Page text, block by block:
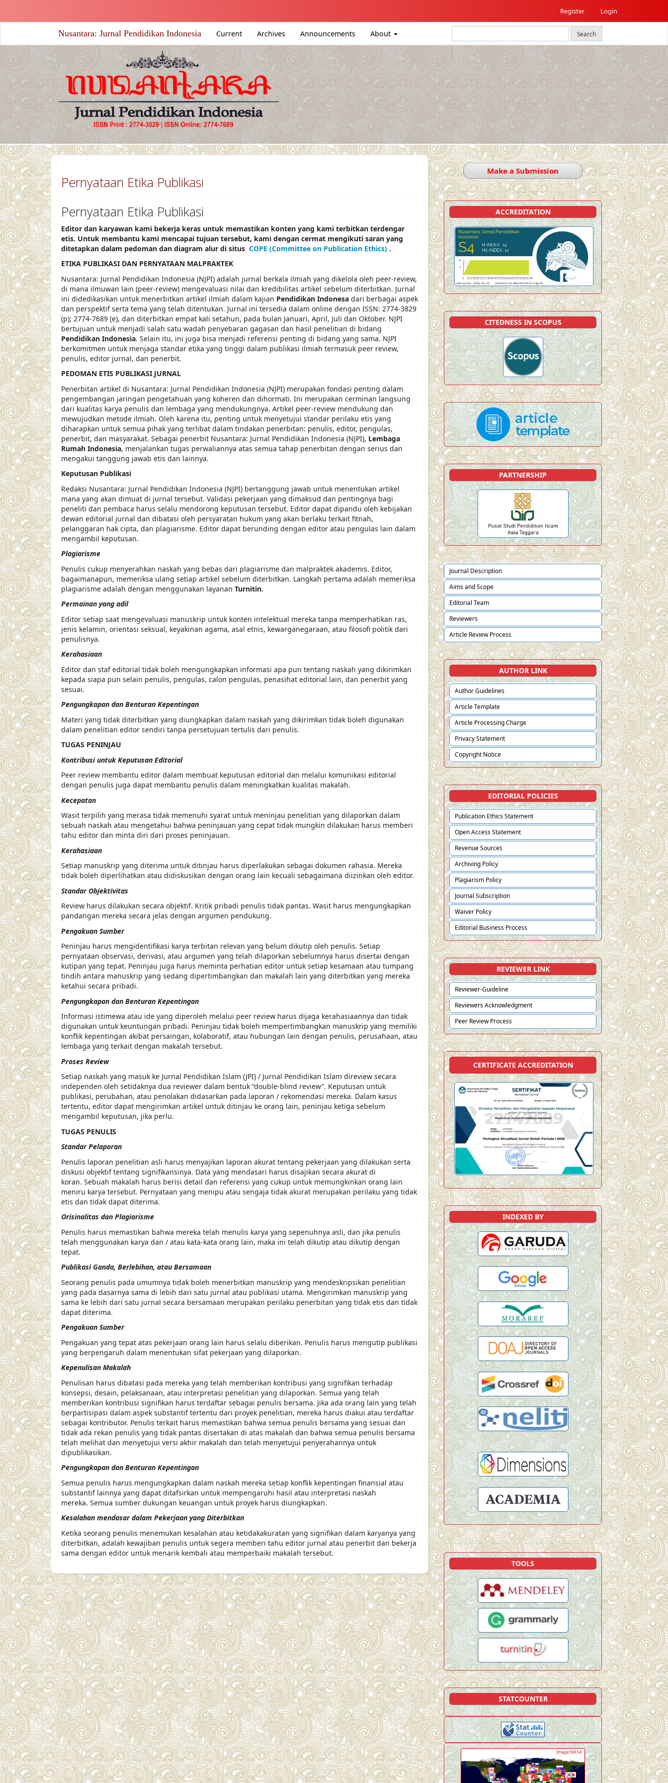
##plugins.themes.academic_free.accessible_menu.main_content##
##plugins.themes.academic_free.accessible_menu.sidebar##
Register Login
Nusantara: Jurnal Pendidikan Indonesia Current Archives Announcements About Search
Pernyataan Etika Publikasi
Pernyataan Etika Publikasi
Editor dan karyawan kami bekerja keras untuk memastikan konten yang kami terbitkan terdengar
etis. Untuk membantu kami mencapai tujuan tersebut, kami dengan cermat mengikuti saran yang
ditetapkan dalam pedoman dan diagram alur di situs COPE (Committee on Publication Ethics) .
ETIKA PUBLIKASI DAN PERNYATAAN MALPRAKTEK
Nusantara: Jurnal Pendidikan Indonesia (NJPI) adalah jurnal berkala ilmiah yang dikelola oleh peer-review,
di mana ilmuwan lain (peer-review) mengevaluasi nilai dan kredibilitas artikel sebelum diterbitkan. Jurnal
ini didedikasikan untuk menerbitkan artikel ilmiah dalam kajian Pendidikan Indonesa dari berbagai aspek
dan perspektif serta tema yang telah ditentukan. Jurnal ini tersedia dalam online dengan ISSN: 2774-3829
(p); 2774-7689 (e), dan diterbitkan empat kali setahun, pada bulan Januari, April, Juli dan Oktober. NJPI
bertujuan untuk menjadi salah satu wadah penyebaran gagasan dan hasil penelitian di bidang
Pendidikan Indonesia. Selain itu, ini juga bisa menjadi referensi penting di bidang yang sama. NJPI
berkomitmen untuk menjaga standar etika yang tinggi dalam publikasi ilmiah termasuk peer review,
penulis, editor jurnal, dan penerbit.
PEDOMAN ETIS PUBLIKASI JURNAL
Penerbitan artikel di Nusantara: Jurnal Pendidikan Indonesia (NJPI) merupakan fondasi penting dalam
pengembangan jaringan pengetahuan yang koheren dan dihormati. Ini merupakan cerminan langsung
dari kualitas karya penulis dan lembaga yang mendukungnya. Artikel peer-review mendukung dan
mewujudkan metode ilmiah. Oleh karena itu, penting untuk menyetujui standar perilaku etis yang
diharapkan untuk semua pihak yang terlibat dalam tindakan penerbitan: penulis, editor, pengulas,
penerbit, dan masyarakat. Sebagai penerbit Nusantara: Jurnal Pendidikan Indonesia (NJPI), Lembaga
Rumah Indonesia, menjalankan tugas perwaliannya atas semua tahap penerbitan dengan serius dan
mengakui tanggung jawab etis dan lainnya.
Keputusan Publikasi
Redaksi Nusantara: Jurnal Pendidikan Indonesia (NJPI) bertanggung jawab untuk menentukan artikel
mana yang akan dimuat di jurnal tersebut. Validasi pekerjaan yang dimaksud dan pentingnya bagi
peneliti dan pembaca harus selalu mendorong keputusan tersebut. Editor dapat dipandu oleh kebijakan
dewan editorial jurnal dan dibatasi oleh persyaratan hukum yang akan berlaku terkait fitnah,
pelanggaran hak cipta, dan plagiarisme. Editor dapat berunding dengan editor atau pengulas lain dalam
mengambil keputusan.
Plagiarisme
Penulis cukup menyerahkan naskah yang bebas dari plagiarisme dan malpraktek akademis. Editor,
bagaimanapun, memeriksa ulang setiap artikel sebelum diterbitkan. Langkah pertama adalah memeriksa
plagiarisme adalah dengan menggunakan layanan Turnitin.
Permainan yang adil
Editor setiap saat mengevaluasi manuskrip untuk konten intelektual mereka tanpa memperhatikan ras,
jenis kelamin, orientasi seksual, keyakinan agama, asal etnis, kewarganegaraan, atau filosofi politik dari
penulisnya.
Kerahasiaan
Editor dan staf editorial tidak boleh mengungkapkan informasi apa pun tentang naskah yang dikirimkan
kepada siapa pun selain penulis, pengulas, calon pengulas, penasihat editorial lain, dan penerbit yang
sesuai.
Pengungkapan dan Benturan Kepentingan
Materi yang tidak diterbitkan yang diungkapkan dalam naskah yang dikirimkan tidak boleh digunakan
dalam penelitian editor sendiri tanpa persetujuan tertulis dari penulis.
TUGAS PENINJAU
Kontribusi untuk Keputusan Editorial
Peer review membantu editor dalam membuat keputusan editorial dan melalui komunikasi editorial
dengan penulis juga dapat membantu penulis dalam meningkatkan kualitas makalah.
Kecepatan
Wasit terpilih yang merasa tidak memenuhi syarat untuk meninjau penelitian yang dilaporkan dalam
sebuah naskah atau mengetahui bahwa peninjauan yang cepat tidak mungkin dilakukan harus memberi
tahu editor dan minta diri dari proses peninjauan.
Kerahasiaan
Setiap manuskrip yang diterima untuk ditinjau harus diperlakukan sebagai dokumen rahasia. Mereka
tidak boleh diperlihatkan atau didiskusikan dengan orang lain kecuali sebagaimana diizinkan oleh editor.
Standar Objektivitas
Review harus dilakukan secara objektif. Kritik pribadi penulis tidak pantas. Wasit harus mengungkapkan
pandangan mereka secara jelas dengan argumen pendukung.
Pengakuan Sumber
Peninjau harus mengidentifikasi karya terbitan relevan yang belum dikutip oleh penulis. Setiap
pernyataan observasi, derivasi, atau argumen yang telah dilaporkan sebelumnya harus disertai dengan
kutipan yang tepat. Peninjau juga harus meminta perhatian editor untuk setiap kesamaan atau tumpang
tindih antara manuskrip yang sedang dipertimbangkan dan makalah lain yang diterbitkan yang mereka
ketahui secara pribadi.
Pengungkapan dan Benturan Kepentingan
Informasi istimewa atau ide yang diperoleh melalui peer review harus dijaga kerahasiaannya dan tidak
digunakan untuk keuntungan pribadi. Peninjau tidak boleh mempertimbangkan manuskrip yang memiliki
konflik kepentingan akibat persaingan, kolaboratif, atau hubungan lain dengan penulis, perusahaan, atau
lembaga yang terkait dengan makalah tersebut.
Proses Review
Setiap naskah yang masuk ke Jurnal Pendidikan Islam (JPI) / Jurnal Pendidikan Islam direview secara
independen oleh setidaknya dua reviewer dalam bentuk “double-blind review”. Keputusan untuk
publikasi, perubahan, atau penolakan didasarkan pada laporan / rekomendasi mereka. Dalam kasus
tertentu, editor dapat mengirimkan artikel untuk ditinjau ke orang lain, peninjau ketiga sebelum
mengambil keputusan, jika perlu.
TUGAS PENULIS
Standar Pelaporan
Penulis laporan penelitian asli harus menyajikan laporan akurat tentang pekerjaan yang dilakukan serta
diskusi objektif tentang signifikansinya. Data yang mendasari harus disajikan secara akurat di
koran. Sebuah makalah harus berisi detail dan referensi yang cukup untuk memungkinkan orang lain
meniru karya tersebut. Pernyataan yang menipu atau sengaja tidak akurat merupakan perilaku yang tidak
etis dan tidak dapat diterima.
Orisinalitas dan Plagiarisme
Penulis harus memastikan bahwa mereka telah menulis karya yang sepenuhnya asli, dan jika penulis
telah menggunakan karya dan / atau kata-kata orang lain, maka ini telah dikutip atau dikutip dengan
tepat.
Publikasi Ganda, Berlebihan, atau Bersamaan
Seorang penulis pada umumnya tidak boleh menerbitkan manuskrip yang mendeskripsikan penelitian
yang pada dasarnya sama di lebih dari satu jurnal atau publikasi utama. Mengirimkan manuskrip yang
sama ke lebih dari satu jurnal secara bersamaan merupakan perilaku penerbitan yang tidak etis dan tidak
dapat diterima.
Pengakuan Sumber
Pengakuan yang tepat atas pekerjaan orang lain harus selalu diberikan. Penulis harus mengutip publikasi
yang berpengaruh dalam menentukan sifat pekerjaan yang dilaporkan.
Kepenulisan Makalah
Penulisan harus dibatasi pada mereka yang telah memberikan kontribusi yang signifikan terhadap
konsepsi, desain, pelaksanaan, atau interpretasi penelitian yang dilaporkan. Semua yang telah
memberikan kontribusi signifikan harus terdaftar sebagai penulis bersama. Jika ada orang lain yang telah
berpartisipasi dalam aspek substantif tertentu dari proyek penelitian, mereka harus diakui atau terdaftar
sebagai kontributor. Penulis terkait harus memastikan bahwa semua penulis bersama yang sesuai dan
tidak ada rekan penulis yang tidak pantas disertakan di atas makalah dan bahwa semua penulis bersama
telah melihat dan menyetujui versi akhir makalah dan telah menyetujui penyerahannya untuk
dipublikasikan.
Pengungkapan dan Benturan Kepentingan
Semua penulis harus mengungkapkan dalam naskah mereka setiap konflik kepentingan finansial atau
substantif lainnya yang dapat ditafsirkan untuk mempengaruhi hasil atau interpretasi naskah
mereka. Semua sumber dukungan keuangan untuk proyek harus diungkapkan.
Kesalahan mendasar dalam Pekerjaan yang Diterbitkan
Ketika seorang penulis menemukan kesalahan atau ketidakakuratan yang signifikan dalam karyanya yang
diterbitkan, adalah kewajiban penulis untuk segera memberi tahu editor jurnal atau penerbit dan bekerja
sama dengan editor untuk menarik kembali atau memperbaiki makalah tersebut.
Make a Submission
ACCREDITATION
CITEDNESS IN SCOPUS
PARTNERSHIP
Journal Description
Aims and Scope
Editorial Team
Reviewers
Article Review Process
AUTHOR LINK
Author Guidelines
Article Template
Article Processing Charge
Privacy Statement
Copyright Notice
EDITORIAL POLICIES
Publication Ethics Statement
Open Access Statement
Revenue Sources
Archiving Policy
Plagiarism Policy
Journal Subscription
Waiver Policy
Editorial Business Process
REVIEWER LINK
Reviewer-Guideline
Reviewers Acknowledgment
Peer Review Process
CERTIFICATE ACCREDITATION
INDEXED BY
TOOLS
STATCOUNTER